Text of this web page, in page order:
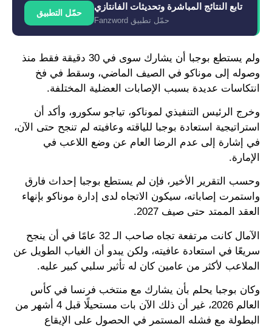
تابع النتائج المباشرة وتحديثات الفانتازي
حمّل تطبيق Fanzword
حمّل التطبيق
ولم يستطع بوجبا أن يشارك سوى في 30 دقيقة فقط منذ
وصوله إلى موناكو في الصيف الماضي، وسقط في فخ
انتكاسات عديدة بسبب الإصابات العضلية المختلفة.
وخرج الرئيس التنفيذي لموناكو، تياجو سكورو، وأكد أن
استراتيجية استعادة بوجبا للياقته وعافيته لم تنجح حتى الآن،
في إشارة إلى عدم الرضا العام عن وضع اللاعب في
الإمارة.
وحسب التقرير الأخير، فإن لم يستطع بوجبا إحداث فارق
واستمرت إصاباته، سيكون الاتجاه لدى إدارة موناكو بإنهاء
العقد الممتد حتى صيف 2027.
الآمال كانت مرتفعة تجاه صاحب الـ 32 عامًا في أن ينجح
سريعًا في استعادة عافيته، ولكن يبدو أن الغياب الطويل عن
الملاعب لأكثر من عامين كان له تأثير سلبي كبير عليه.
وكان بوجبا يحلم بأن يشارك مع منتخب فرنسا في كأس
العالم 2026، غير أن ذلك الآن بات مستحيلًا قبل 4 أشهر من
البطولة مع فشله المستمر في الحصول على الإيقاع